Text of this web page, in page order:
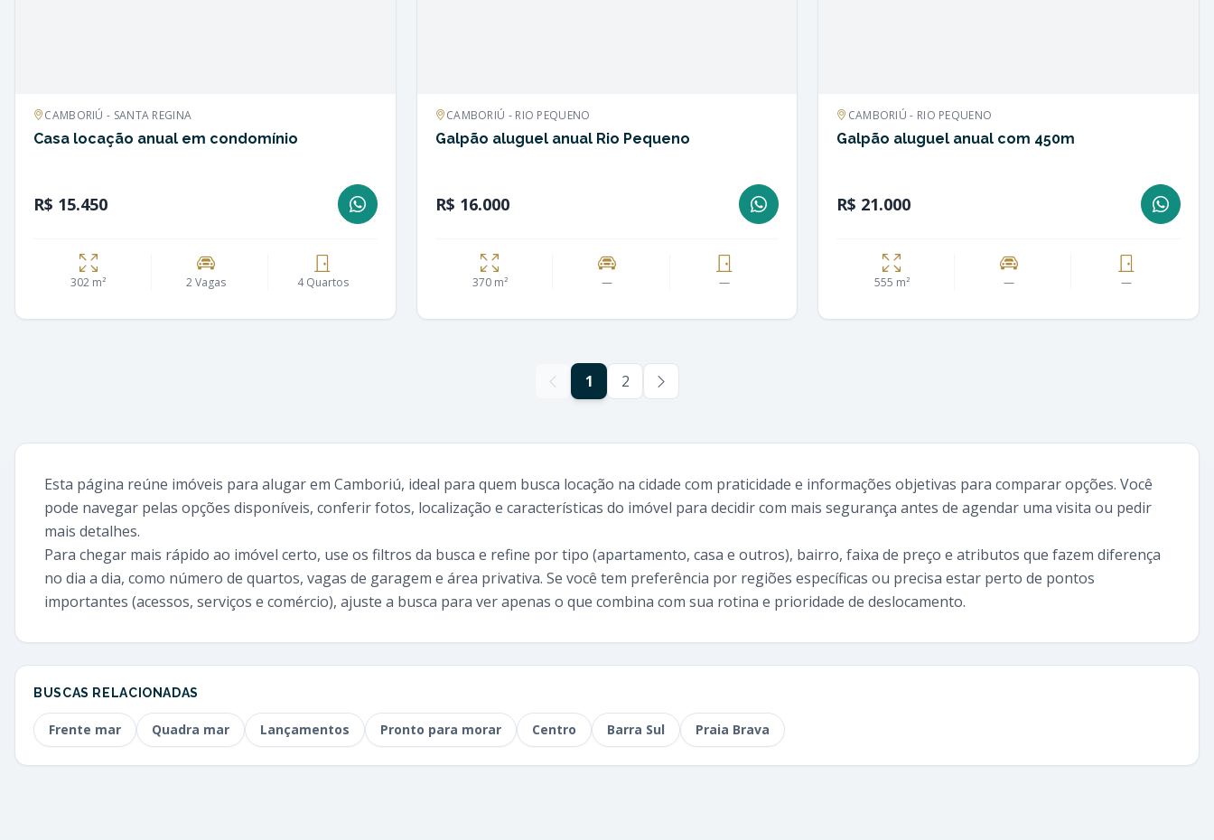
CAMBORIÚ - SANTA REGINA
Casa locação anual em condomínio
R$ 15.450
302 m² 2 Vagas 4 Quartos
CAMBORIÚ - RIO PEQUENO
Galpão aluguel anual Rio Pequeno
R$ 16.000
370 m² — —
CAMBORIÚ - RIO PEQUENO
Galpão aluguel anual com 450m
R$ 21.000
555 m² — —
1 2
Esta página reúne imóveis para alugar em Camboriú, ideal para quem busca locação na cidade com praticidade e informações objetivas para comparar opções. Você
pode navegar pelas opções disponíveis, conferir fotos, localização e características do imóvel para decidir com mais segurança antes de agendar uma visita ou pedir
mais detalhes.
Para chegar mais rápido ao imóvel certo, use os filtros da busca e refine por tipo (apartamento, casa e outros), bairro, faixa de preço e atributos que fazem diferença
no dia a dia, como número de quartos, vagas de garagem e área privativa. Se você tem preferência por regiões específicas ou precisa estar perto de pontos
importantes (acessos, serviços e comércio), ajuste a busca para ver apenas o que combina com sua rotina e prioridade de deslocamento.
BUSCAS RELACIONADAS
Frente mar Quadra mar Lançamentos Pronto para morar Centro Barra Sul Praia Brava